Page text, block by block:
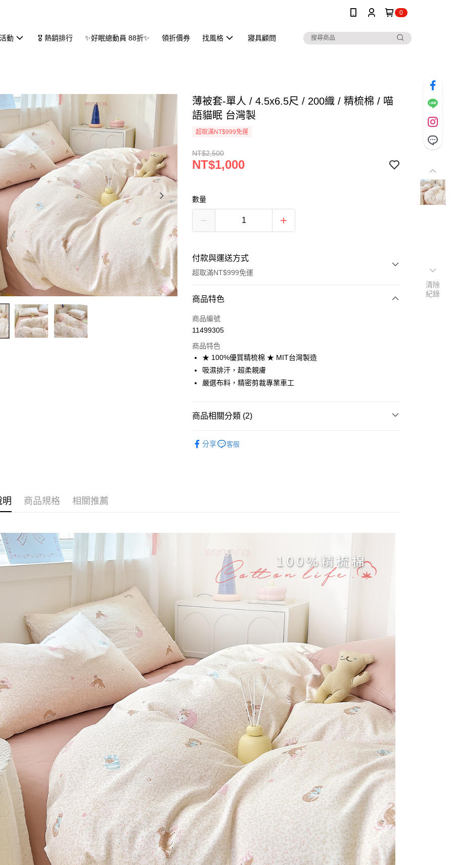
0
動 🎖 熱銷排行 ✨好眠總動員 88折✨ 領折價券 找風格 寢具顧問
薄被套-單人 / 4.5x6.5尺 / 200織 / 精梳棉 / 喵
語貓眠 台灣製
超取滿NT$999免運
NT$2,500
NT$1,000
數量
付款與運送方式
超取滿NT$999免運
付款方式
信用卡一次付款
3 期 0 利率 每期 NT$333
合作金庫商業銀行
華南商業銀行
臺灣中小企業銀行
匯豐（台灣）商業銀行
元大商業銀行
超商取貨付款
Google Pay
流程，驗證手機門號後，選擇欲分期的期數、繳款截止日，確認付款後即
3.實際核准額度、可分期數及費用金額請依後續交易確認頁面所載為準。
4.訂單成立30分鐘內，如未前往確認交易或遇審核未通過，訂單將自動取
消。如遇「轉專審核」未通過狀況，表示未達大哥付你分期系統評分，恕
無法說明評估內容。
【繳款方式說明】
1.分期款項不併入電信帳單，「大哥付你分期」於每月結算日後寄送繳費提
醒簡訊。
2.透過簡訊連結打開帳單後，可選擇「超商條碼／台灣大直營門市／銀行轉
帳／街口支付／iPASS MONEY」等通路繳費。
1.本服務係由「台灣大哥大股份有限公司」（以下簡稱本公司）所提供，讓
用戶於交易時，得透過本服務購買商品或服務，並由商店將買賣／分期付
款買賣價金債權讓與本公司後，依約使用本公司帳單繳交帳款。
2.基於同意付款使用「大哥付你分期」之契約關係目的，商店將以您的個人
資料（包含姓名、電話或地址）提供予台灣大哥大進項蒐集、處理及利
用，由本公司與您本人進行分期帳單所需資料之確認、核對及更正。
3.完整用戶服務條款，請詳閱以下連結：https://oppay.tw/userRule
【關於「AFTEE先享後付」】
便利好安心！
１．簡單：不需註冊會員、不需綁卡、不需儲值。
２．便利：只要手機號碼，簡訊認證，即可結帳。
３．安心：先確認商品／服務後，再付款。
【「AFTEE先享後付」結帳流程】
１．於結帳方式選擇「AFTEE先享後付」後，將跳轉至「AFTEE先享後
付」結帳頁面，進行簡訊認證並確認金額後，即可完成結帳。
２．訂單成立數日內，您將收到繳費通知簡訊。
３．收到繳費通知簡訊後14天內，點擊此簡訊中的連結，可透過四大超商
／ATM／網路銀行／等多元方式進行付款，方視為交易完成。
※ 請注意：結帳手續完成當下不需立刻繳費，但若您需要取消訂單，請聯
絡購買商品的店家。未經商家同意取消之訂單仍視為有效，需透過AFTEE
先享後付繳納相關費用。
※ 交易是否成功請以「AFTEE先享後付 」之結帳頁面顯示為準，若有關於
是否繳費成功／繳費後需取消欲退款等相關疑問，請聯繫「AFTEE先享後
付客戶支援中心」https://netprotections.freshdesk.com/support/home
【注意事項】
１．透過由恩沛科技股份有限公司提供之「AFTEE先享後付」服務完成之
交易，需依本服務之必要範圍內提供個人資料，並將交易相關給付款項請
求債權轉讓予恩沛科技股份有限公司。
２．關於個人資料處理事宜，請瀏覽以下網址：
https://aftee.tw/terms/#terms3
３．未成年的使用者請事先徵得法定代理人或監護人之同意方可使用
「AFTEE先享後付」，若未經同意申辦者引起之損失，本公司不負相關責
任。
４．使用「AFTEE先享後付」時，將依據個別帳號之用戶狀況，依本公司
即時審查核予不同之上限額度；若仍有額度不足之情形，本公司將視審查
結果請求用戶進行身份認證。
５．嚴禁一人註冊多個帳號或使用他人資訊註冊。若發現惡意使用之情
形，恩沛科技股份有限公司將有權停止該用戶之使用額度並採取法律行
動。
「Hami Point」為中華電信所提供之點數服務，可於會員專區綁定中華電
信會員帳號後，即可在購物車使用 Hami Point 折抵消費金額 (1點等於1
ATM付款
運送方式
全家取貨付款
每筆NT$60，滿NT$999(含以上)免運費
付款後全家取貨
每筆NT$60，滿NT$999(含以上)免運費
7-11取貨付款
每筆NT$60，滿NT$999(含以上)免運費
付款後7-11取貨
每筆NT$60，滿NT$999(含以上)免運費
新竹貨運
每筆NT$80，滿NT$999(含以上)免運費
商品特色
商品編號
11499305
商品特色
★ 100%優質精梳棉 ★ MIT台灣製造
吸濕排汗，超柔親膚
嚴選布料，精密剪裁專業車工
商品相關分類 (2)
分享 客服
明 商品規格 相關推薦
清除
紀錄